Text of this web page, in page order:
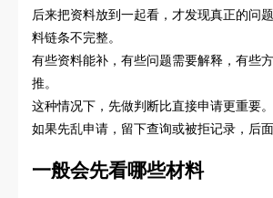
后来把资料放到一起看，才发现真正的问
料链条不完整。
有些资料能补，有些问题需要解释，有些
推。
这种情况下，先做判断比直接申请更重要。
如果先乱申请，留下查询或被拒记录，后面
一般会先看哪些材料